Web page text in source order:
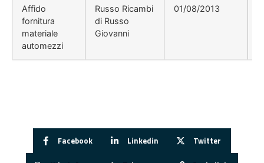
Affido
fornitura
materiale
automezzi
Russo Ricambi
di Russo
Giovanni
01/08/2013
Facebook Linkedin Twitter